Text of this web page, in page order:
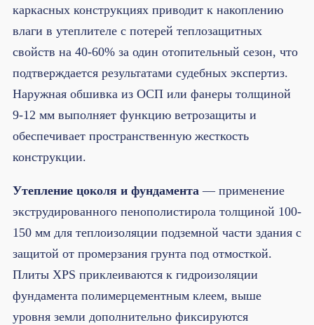
каркасных конструкциях приводит к накоплению
влаги в утеплителе с потерей теплозащитных
свойств на 40-60% за один отопительный сезон, что
подтверждается результатами судебных экспертиз.
Наружная обшивка из ОСП или фанеры толщиной
9-12 мм выполняет функцию ветрозащиты и
обеспечивает пространственную жесткость
конструкции.
Утепление цоколя и фундамента— применение
экструдированного пенополистирола толщиной 100-
150 мм для теплоизоляции подземной части здания с
защитой от промерзания грунта под отмосткой.
Плиты XPS приклеиваются к гидроизоляции
фундамента полимерцементным клеем, выше
уровня земли дополнительно фиксируются